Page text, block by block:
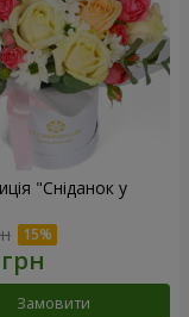
"Сніданок у
Замовити